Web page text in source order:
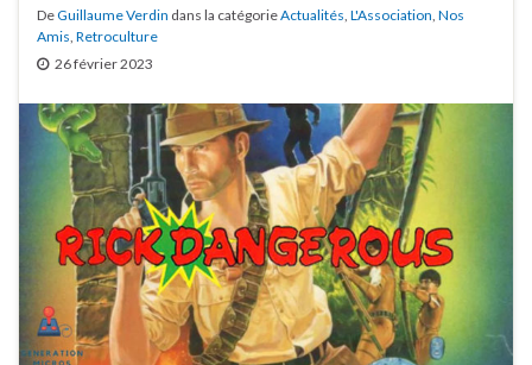
DeGuillaume Verdin dans la catégorieActualités L'Association Nos
Amis Retroculture
26 février 2023